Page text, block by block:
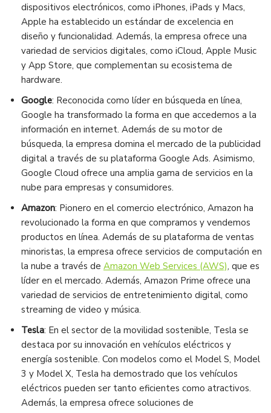
dispositivos electrónicos, como iPhones, iPads y Macs,
Apple ha establecido un estándar de excelencia en
diseño y funcionalidad. Además, la empresa ofrece una
variedad de servicios digitales, como iCloud, Apple Music
y App Store, que complementan su ecosistema de
hardware.
Google: Reconocida como líder en búsqueda en línea,
Google ha transformado la forma en que accedemos a la
información en internet. Además de su motor de
búsqueda, la empresa domina el mercado de la publicidad
digital a través de su plataforma Google Ads. Asimismo,
Google Cloud ofrece una amplia gama de servicios en la
nube para empresas y consumidores.
Amazon: Pionero en el comercio electrónico, Amazon ha
revolucionado la forma en que compramos y vendemos
productos en línea. Además de su plataforma de ventas
minoristas, la empresa ofrece servicios de computación en
la nube a través de Amazon Web Services (AWS), que es
líder en el mercado. Además, Amazon Prime ofrece una
variedad de servicios de entretenimiento digital, como
streaming de video y música.
Tesla: En el sector de la movilidad sostenible, Tesla se
destaca por su innovación en vehículos eléctricos y
energía sostenible. Con modelos como el Model S, Model
3 y Model X, Tesla ha demostrado que los vehículos
eléctricos pueden ser tanto eficientes como atractivos.
Además, la empresa ofrece soluciones de